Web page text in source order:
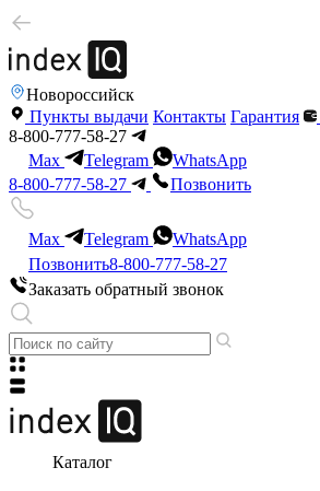
Новороссийск
Пункты выдачи Контакты Гарантия
8-800-777-58-27
Max
Telegram
WhatsApp
8-800-777-58-27
Позвонить
Max Telegram
WhatsApp
Позвонить8-800-777-58-27
Заказать обратный звонок
Каталог